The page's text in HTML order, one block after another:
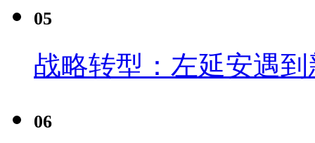
05
战略转型：左延安遇
06